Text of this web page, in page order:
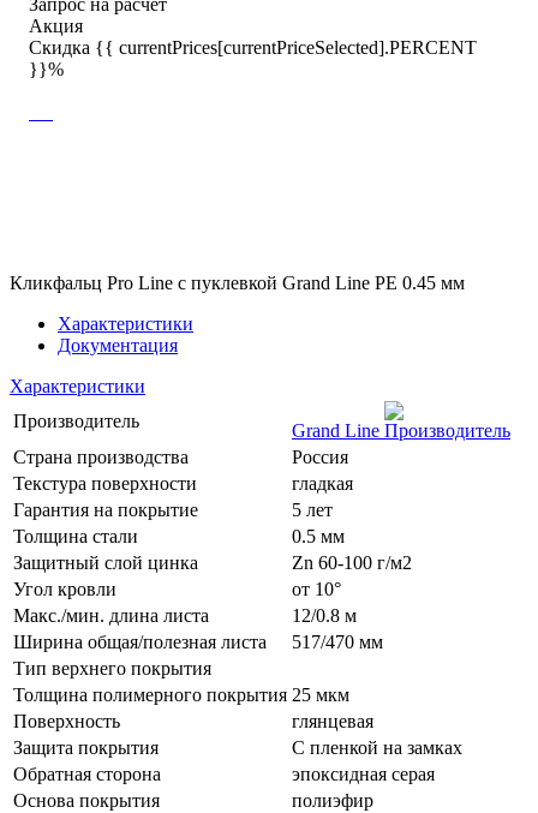
Запрос на расчет
Акция
Скидка {{ currentPrices[currentPriceSelected].PERCENT
}}%
Кликфальц Pro Line с пуклевкой Grand Line PE 0.45 мм
Характеристики
Документация
Характеристики
Производитель
Grand Line
Страна производства
Россия
Текстура поверхности
гладкая
Гарантия на покрытие
5 лет
Толщина стали
0.5 мм
Защитный слой цинка
Zn 60-100 г/м2
Угол кровли
от 10°
Макс./мин. длина листа
12/0.8 м
Ширина общая/полезная листа
517/470 мм
Тип верхнего покрытия
Толщина полимерного покрытия 25 мкм
Поверхность
глянцевая
Защита покрытия
С пленкой на замках
Обратная сторона
эпоксидная серая
Основа покрытия
полиэфир